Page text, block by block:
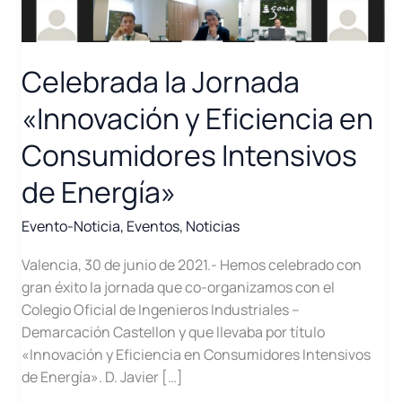
Celebrada la Jornada
«Innovación y Eficiencia en
Consumidores Intensivos
de Energía»
Evento-Noticia, Eventos, Noticias
Valencia, 30 de junio de 2021.- Hemos celebrado con
gran éxito la jornada que co-organizamos con el
Colegio Oficial de Ingenieros Industriales –
Demarcación Castellon y que llevaba por título
«Innovación y Eficiencia en Consumidores Intensivos
de Energía». D. Javier […]